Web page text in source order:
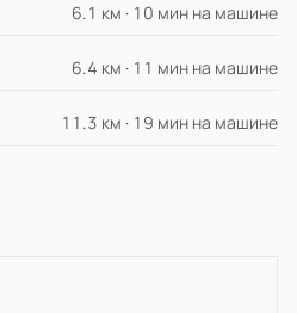
6.1 км · 10 мин на машине
6.4 км · 11 мин на машине
11.3 км · 19 мин на машине